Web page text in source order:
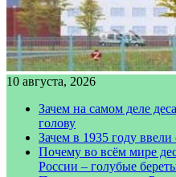
10 августа, 2026
Зачем на самом деле
голову
Зачем в 1935 году
Почему во всём мире
России – голубые